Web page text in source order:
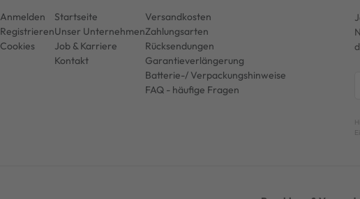
Anmelden
Registrieren
Cookies
Startseite
Unser Unternehmen
Job & Karriere
Kontakt
Versandkosten
Zahlungsarten
Rücksendungen
Garantieverlängerung
Batterie-/ Verpackungshinweise
FAQ - häufige Fragen